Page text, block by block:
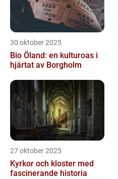
30 oktober 2025
Bio Öland: en kulturoas i
hjärtat av Borgholm
27 oktober 2025
Kyrkor och kloster med
fascinerande historia